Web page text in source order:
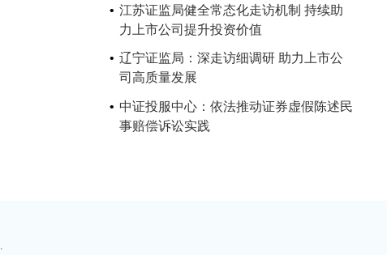
江苏证监局健全常态化走访机制 持续助
力上市公司提升投资价值
辽宁证监局：深走访细调研 助力上市公
司高质量发展
中证投服中心：依法推动证券虚假陈述民
事赔偿诉讼实践